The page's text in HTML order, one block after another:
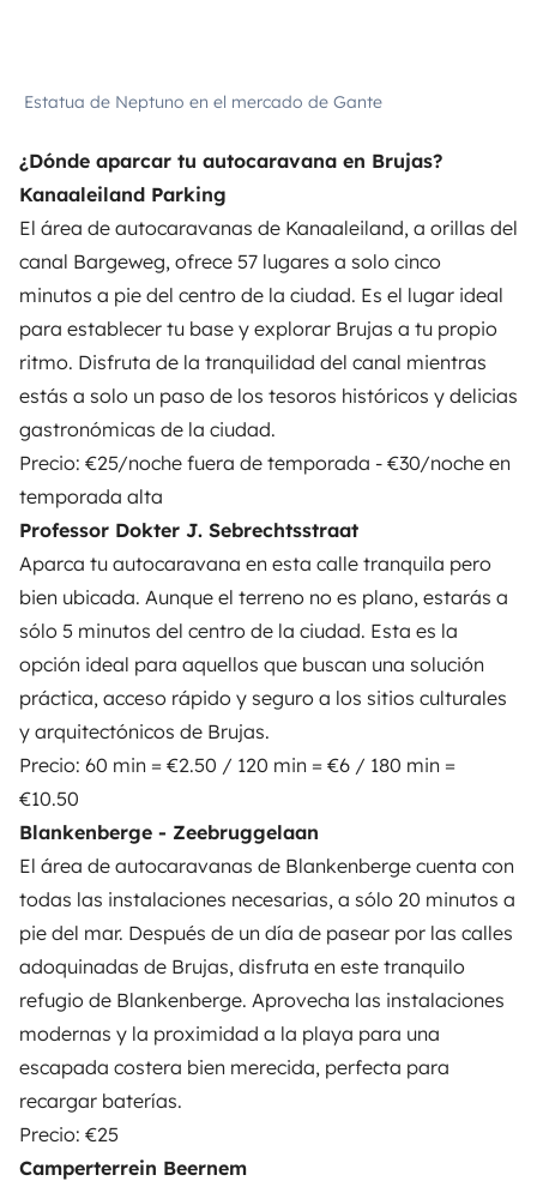
Estatua de Neptuno en el mercado de Gante
¿Dónde aparcar tu autocaravana en Brujas?
Kanaaleiland Parking
El área de autocaravanas de Kanaaleiland, a orillas del
canal Bargeweg, ofrece 57 lugares a solo cinco
minutos a pie del centro de la ciudad. Es el lugar ideal
para establecer tu base y explorar Brujas a tu propio
ritmo. Disfruta de la tranquilidad del canal mientras
estás a solo un paso de los tesoros históricos y delicias
gastronómicas de la ciudad.
Precio: €25/noche fuera de temporada - €30/noche en
temporada alta
Professor Dokter J. Sebrechtsstraat
Aparca tu autocaravana en esta calle tranquila pero
bien ubicada. Aunque el terreno no es plano, estarás a
sólo 5 minutos del centro de la ciudad. Esta es la
opción ideal para aquellos que buscan una solución
práctica, acceso rápido y seguro a los sitios culturales
y arquitectónicos de Brujas.
Precio: 60 min = €2.50 / 120 min = €6 / 180 min =
€10.50
Blankenberge - Zeebruggelaan
El área de autocaravanas de Blankenberge cuenta con
todas las instalaciones necesarias, a sólo 20 minutos a
pie del mar. Después de un día de pasear por las calles
adoquinadas de Brujas, disfruta en este tranquilo
refugio de Blankenberge. Aprovecha las instalaciones
modernas y la proximidad a la playa para una
escapada costera bien merecida, perfecta para
recargar baterías.
Precio: €25
Camperterrein Beernem